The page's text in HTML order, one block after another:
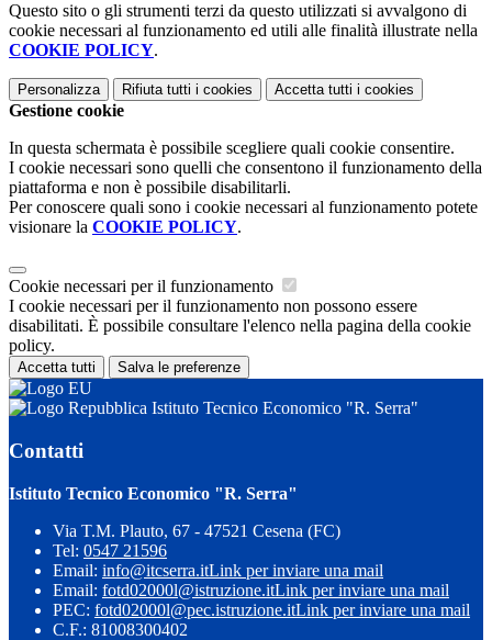
Questo sito o gli strumenti terzi da questo utilizzati si avvalgono di
cookie necessari al funzionamento ed utili alle finalità illustrate nella
COOKIE POLICY.
Personalizza Rifiuta tutti i cookies Accetta tutti i cookies
Gestione cookie
In questa schermata è possibile scegliere quali cookie consentire.
I cookie necessari sono quelli che consentono il funzionamento della
piattaforma e non è possibile disabilitarli.
Per conoscere quali sono i cookie necessari al funzionamento potete
visionare la COOKIE POLICY.
Cookie necessari per il funzionamento
I cookie necessari per il funzionamento non possono essere
disabilitati. È possibile consultare l'elenco nella pagina della cookie
policy.
Accetta tutti Salva le preferenze
Istituto Tecnico Economico "R. Serra"
Contatti
Istituto Tecnico Economico "R. Serra"
Via T.M. Plauto, 67 - 47521 Cesena (FC)
Tel: 0547 21596
Email: info@itcserra.itLink per inviare una mail
Email: fotd02000l@istruzione.itLink per inviare una mail
PEC: fotd02000l@pec.istruzione.itLink per inviare una mail
C.F.: 81008300402